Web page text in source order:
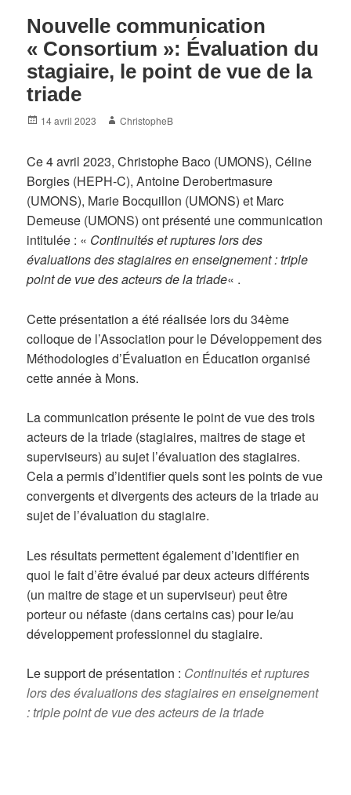
Nouvelle communication
« Consortium »: Évaluation du
stagiaire, le point de vue de la
triade
Posted
14 avril 2023 Author
ChristopheB
Ce 4 avril 2023, Christophe Baco (UMONS), Céline
Borgies (HEPH-C), Antoine Derobertmasure
(UMONS), Marie Bocquillon (UMONS) et Marc
Demeuse (UMONS) ont présenté une communication
intitulée : « Continuités et ruptures lors des
évaluations des stagiaires en enseignement : triple
point de vue des acteurs de la triade« .
Cette présentation a été réalisée lors du 34ème
colloque de l’Association pour le Développement des
Méthodologies d’Évaluation en Éducation organisé
cette année à Mons.
La communication présente le point de vue des trois
acteurs de la triade (stagiaires, maitres de stage et
superviseurs) au sujet l’évaluation des stagiaires.
Cela a permis d’identifier quels sont les points de vue
convergents et divergents des acteurs de la triade au
sujet de l’évaluation du stagiaire.
Les résultats permettent également d’identifier en
quoi le fait d’être évalué par deux acteurs différents
(un maitre de stage et un superviseur) peut être
porteur ou néfaste (dans certains cas) pour le/au
développement professionnel du stagiaire.
Le support de présentation : Continuités et ruptures
lors des évaluations des stagiaires en enseignement
: triple point de vue des acteurs de la triade